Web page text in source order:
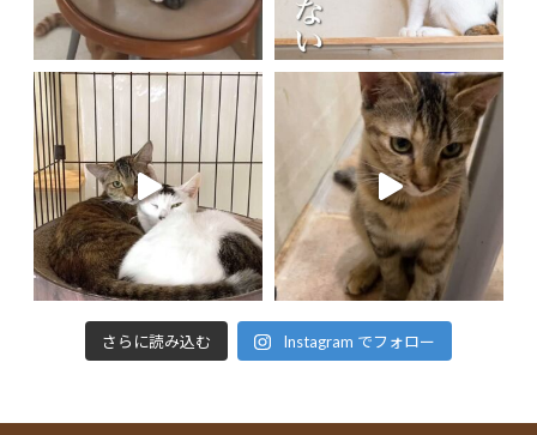
さらに読み込む Instagram でフォロー